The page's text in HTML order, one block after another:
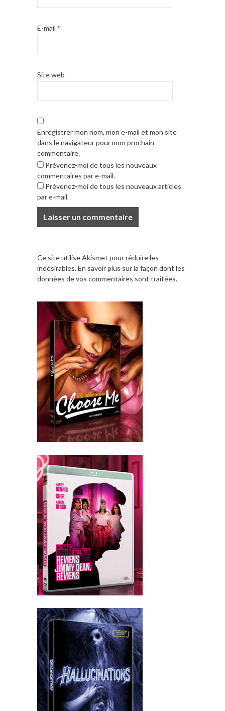
E-mail *
Site web
Enregistrer mon nom, mon e-mail et mon site
dans le navigateur pour mon prochain
commentaire.
Prévenez-moi de tous les nouveaux
commentaires par e-mail.
Prévenez-moi de tous les nouveaux articles
par e-mail.
Ce site utilise Akismet pour réduire les
indésirables.En savoir plus sur la façon dont les
données de vos commentaires sont traitées.